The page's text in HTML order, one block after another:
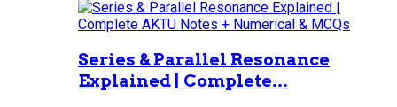
Series & Parallel Resonance
Explained | Complete...